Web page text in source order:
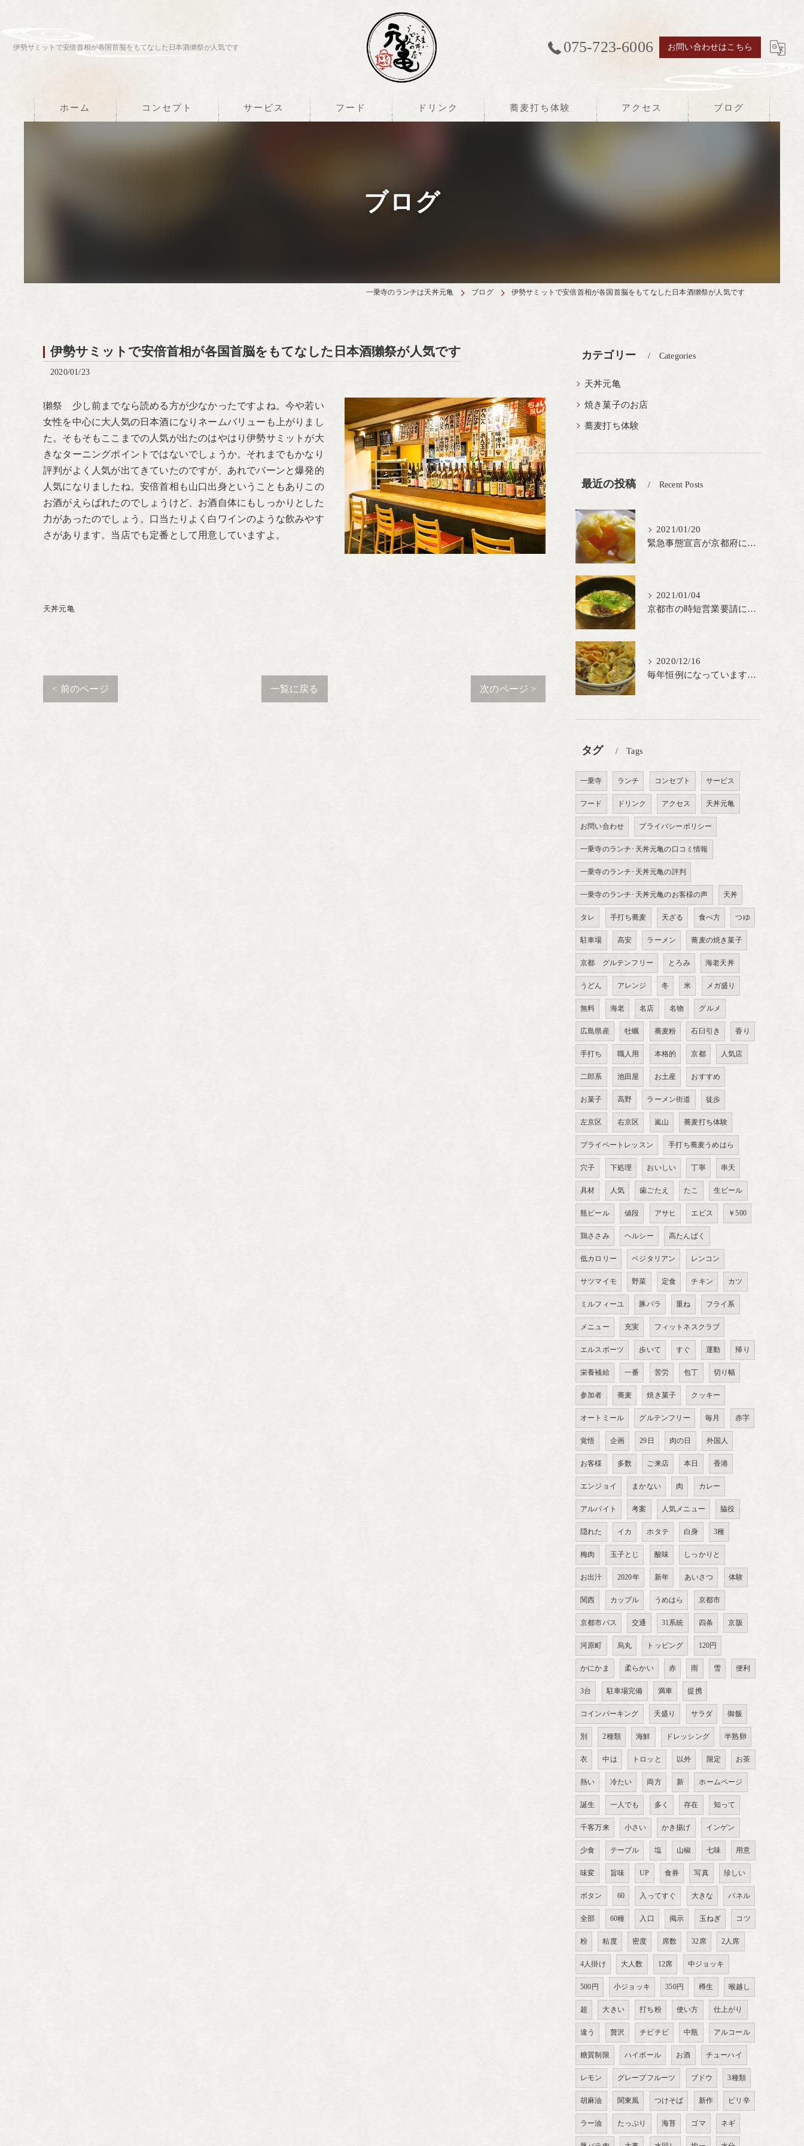
伊勢サミットで安倍首相が各国首脳をもてなした日本酒獺祭が人気です 075-723-6006 お問い合わせはこちら
ホーム コンセプト サービス フード ドリンク 蕎麦打ち体験 アクセス ブログ
ブログ
一乗寺のランチは天丼元亀 ブログ 伊勢サミットで安倍首相が各国首脳をもてなした日本酒獺祭が人気です
伊勢サミットで安倍首相が各国首脳をもてなした日本酒獺祭が人気です
2020/01/23
獺祭 少し前までなら読める方が少なかったですよね。今や若い
女性を中心に大人気の日本酒になりネームバリューも上がりまし
た。そもそもここまでの人気が出たのはやはり伊勢サミットが大
きなターニングポイントではないでしょうか。それまでもかなり
評判がよく人気が出てきていたのですが、あれでバーンと爆発的
人気になりましたね。安倍首相も山口出身ということもありこの
お酒がえらばれたのでしょうけど、お酒自体にもしっかりとした
力があったのでしょう。口当たりよく白ワインのような飲みやす
さがあります。当店でも定番として用意していますよ。
天丼元亀
< 前のページ 一覧に戻る 次のページ >
カテゴリー Categories
天丼元亀
焼き菓子のお店
蕎麦打ち体験
最近の投稿 Recent Posts
2021/01/20
緊急事態宣言が京都府にも発出され当店も要請に従って20時完全閉店という形で営業なるべく短期間での要請解除へ一致団結です
2021/01/04
京都市の時短営業要請に従ってしばらくの間20時までの営業とさせていただいております。寒い時期には温かいお蕎麦がおすすめ
2020/12/16
毎年恒例になっています冬の名物、牡蠣天丼が販売開始です、広島県産の大粒牡蠣を使用し天ぷらならではのカリと衣クリーミーな味わいをどうぞ
タグ Tags
一乗寺 ランチ コンセプト サービス
フード ドリンク アクセス 天丼元亀
お問い合わせ プライバシーポリシー
一乗寺のランチ･天丼元亀の口コミ情報
一乗寺のランチ･天丼元亀の評判
一乗寺のランチ･天丼元亀のお客様の声 天丼
タレ 手打ち蕎麦 天ざる 食べ方 つゆ
駐車場 高安 ラーメン 蕎麦の焼き菓子
京都 グルテンフリー とろみ 海老天丼
うどん アレンジ 冬 米 メガ盛り
無料 海老 名店 名物 グルメ
広島県産 牡蠣 蕎麦粉 石臼引き 香り
手打ち 職人用 本格的 京都 人気店
二郎系 池田屋 お土産 おすすめ
お菓子 高野 ラーメン街道 徒歩
左京区 右京区 嵐山 蕎麦打ち体験
プライベートレッスン 手打ち蕎麦うめはら
穴子 下処理 おいしい 丁寧 串天
具材 人気 歯ごたえ たこ 生ビール
瓶ビール 値段 アサヒ エビス ￥500
鶏ささみ ヘルシー 高たんぱく
低カロリー ベジタリアン レンコン
サツマイモ 野菜 定食 チキン カツ
ミルフィーユ 豚バラ 重ね フライ系
メニュー 充実 フィットネスクラブ
エルスポーツ 歩いて すぐ 運動 帰り
栄養補給 一番 苦労 包丁 切り幅
参加者 蕎麦 焼き菓子 クッキー
オートミール グルテンフリー 毎月 赤字
覚悟 企画 29日 肉の日 外国人
お客様 多数 ご来店 本日 香港
エンジョイ まかない 肉 カレー
アルバイト 考案 人気メニュー 脇役
隠れた イカ ホタテ 白身 3種
梅肉 玉子とじ 酸味 しっかりと
お出汁 2020年 新年 あいさつ 体験
関西 カップル うめはら 京都市
京都市バス 交通 31系統 四条 京阪
河原町 烏丸 トッピング 120円
かにかま 柔らかい 赤 雨 雪 便利
3台 駐車場完備 満車 提携
コインパーキング 天盛り サラダ 御飯
別 2種類 海鮮 ドレッシング 半熟卵
衣 中は トロッと 以外 限定 お茶
熱い 冷たい 両方 新 ホームページ
誕生 一人でも 多く 存在 知って
千客万来 小さい かき揚げ インゲン
少食 テーブル 塩 山椒 七味 用意
味変 旨味 UP 食券 写真 珍しい
ボタン 60 入ってすぐ 大きな パネル
全部 60種 入口 掲示 玉ねぎ コツ
粉 粘度 密度 席数 32席 2人席
4人掛け 大人数 12席 中ジョッキ
500円 小ジョッキ 350円 樽生 喉越し
超 大きい 打ち粉 使い方 仕上がり
違う 贅沢 チビチビ 中瓶 アルコール
糖質制限 ハイボール お酒 チューハイ
レモン グレープフルーツ ブドウ 3種類
胡麻油 関東風 つけそば 新作 ピリ辛
ラー油 たっぷり 海苔 ゴマ ネギ